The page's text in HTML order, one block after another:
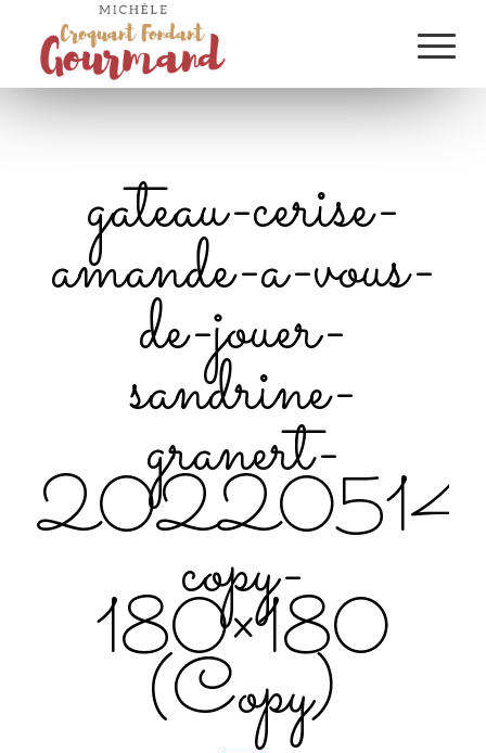
gateau-cerise-
amande-a-vous-
de-jouer-
sandrine-
granert-
copy-
180×180
(Copy)